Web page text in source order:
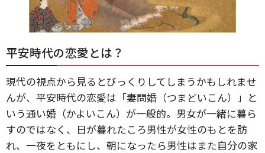
平安時代の恋愛とは？
現代の視点から見るとびっくりしてしまうかもしれませ
んが、平安時代の恋愛は「妻問婚（つまどいこん）」と
いう通い婚（かよいこん）が一般的。男女が一緒に暮ら
すのではなく、日が暮れたころ男性が女性のもとを訪
れ、一夜をともにし、朝になったら男性はまた自分の家